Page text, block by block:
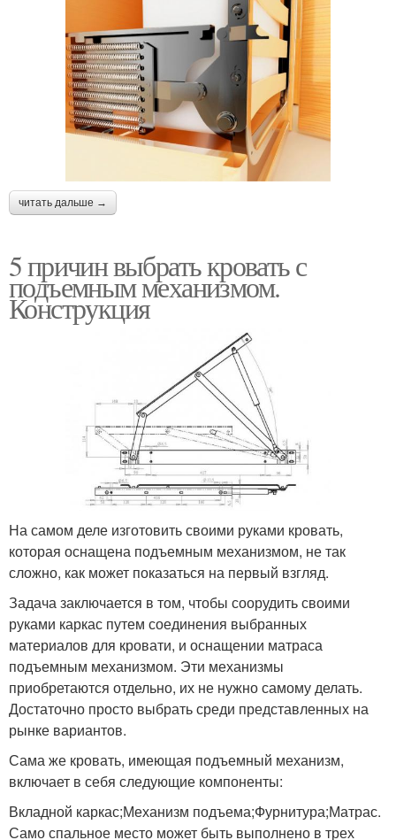
читать дальше →
5 причин выбрать кровать с
подъемным механизмом.
Конструкция
На самом деле изготовить своими руками кровать,
которая оснащена подъемным механизмом, не так
сложно, как может показаться на первый взгляд.
Задача заключается в том, чтобы соорудить своими
руками каркас путем соединения выбранных
материалов для кровати, и оснащении матраса
подъемным механизмом. Эти механизмы
приобретаются отдельно, их не нужно самому делать.
Достаточно просто выбрать среди представленных на
рынке вариантов.
Сама же кровать, имеющая подъемный механизм,
включает в себя следующие компоненты:
Вкладной каркас;Механизм подъема;Фурнитура;Матрас.
Само спальное место может быть выполнено в трех